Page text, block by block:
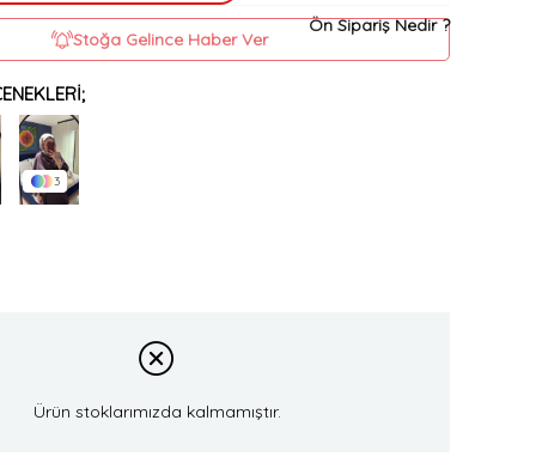
Ön Sipariş Nedir ?
Stoğa Gelince Haber Ver
3
Ürün stoklarımızda kalmamıştır.